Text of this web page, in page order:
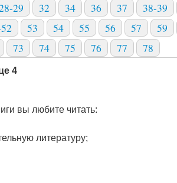
29 32 34 36 37 38-39
53 54 55 56 57 59
73 74 75 76 77 78
4
вы любите читать:
литературу;